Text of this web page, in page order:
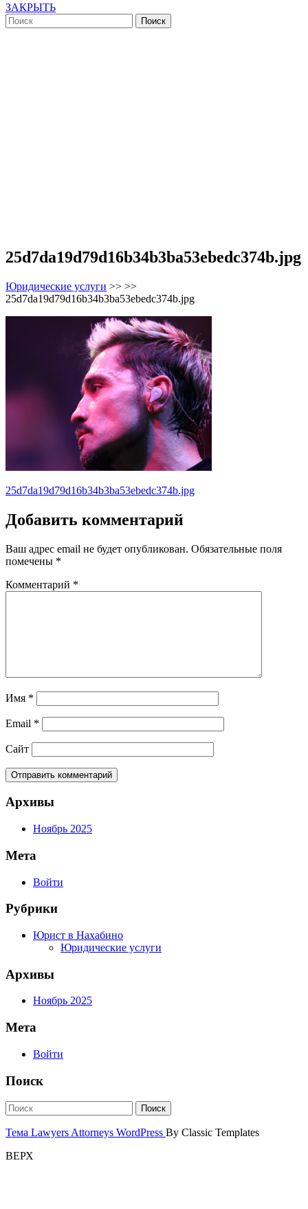
ЗАКРЫТЬ
25d7da19d79d16b34b3ba53ebedc374b.jpg
Юридические услуги >> >>
25d7da19d79d16b34b3ba53ebedc374b.jpg
Навигация
по
записям
25d7da19d79d16b34b3ba53ebedc374b.jpg
Добавить комментарий
Ваш адрес email не будет опубликован. Обязательные поля
помечены *
Комментарий *
Имя *
Email *
Сайт
Архивы
Ноябрь 2025
Мета
Войти
Рубрики
Юрист в Нахабино
Юридические услуги
Архивы
Ноябрь 2025
Мета
Войти
Поиск
Тема Lawyers Attorneys WordPress By Classic Templates
ВЕРХ